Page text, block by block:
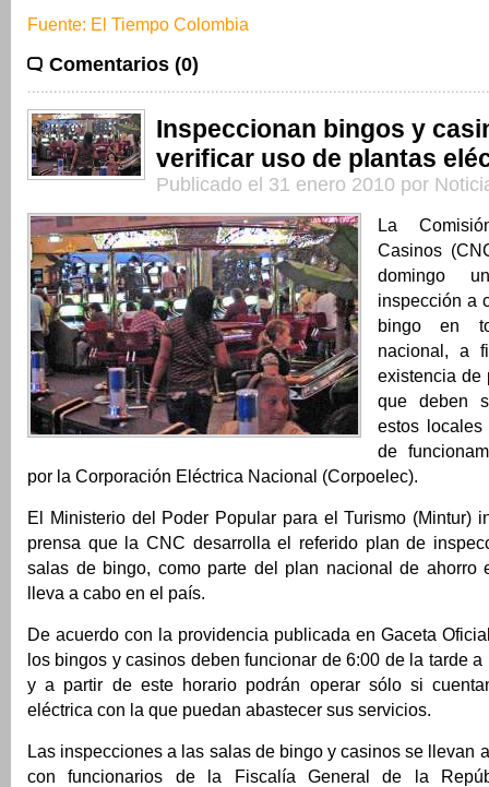
Fuente: El Tiempo Colombia
Comentarios (0)
Inspeccionan bingos y
verificar uso de plantas
Publicado el 31 enero 2010 por
La
Casinos
domingo
inspección a
bingo en
nacional, a
existencia de
que deben
estos
de
por la Corporación Eléctrica Nacional (Corpoelec).
El Ministerio del Poder Popular para el Turismo (Mintur)
prensa que la CNC desarrolla el referido plan de
salas de bingo, como parte del plan nacional de ahorro
lleva a cabo en el país.
De acuerdo con la providencia publicada en Gaceta
los bingos y casinos deben funcionar de 6:00 de la tarde
y a partir de este horario podrán operar sólo si
eléctrica con la que puedan abastecer sus servicios.
Las inspecciones a las salas de bingo y casinos se llevan
con funcionarios de la Fiscalía General de la